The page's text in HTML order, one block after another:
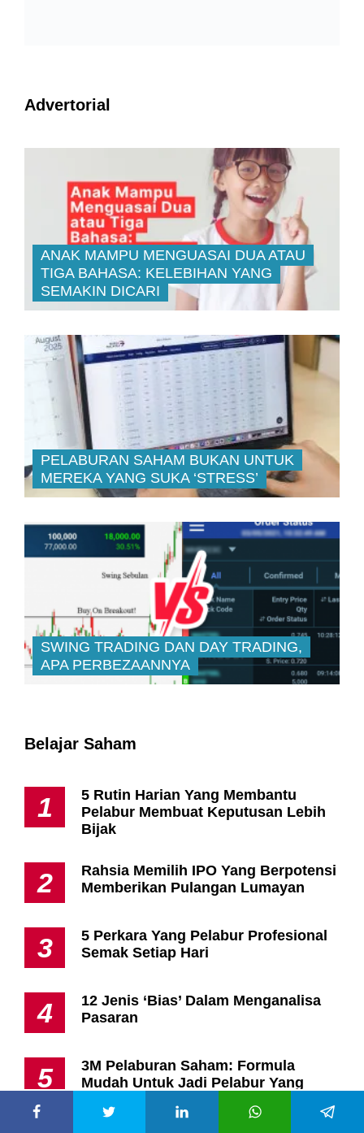
Advertorial
ANAK MAMPU MENGUASAI DUA ATAU
TIGA BAHASA: KELEBIHAN YANG
SEMAKIN DICARI
PELABURAN SAHAM BUKAN UNTUK
MEREKA YANG SUKA ‘STRESS’
SWING TRADING DAN DAY TRADING,
APA PERBEZAANNYA
Belajar Saham
1
5 Rutin Harian Yang Membantu
Pelabur Membuat Keputusan Lebih
Bijak
2
Rahsia Memilih IPO Yang Berpotensi
Memberikan Pulangan Lumayan
3
5 Perkara Yang Pelabur Profesional
Semak Setiap Hari
4
12 Jenis ‘Bias’ Dalam Menganalisa
Pasaran
5
3M Pelaburan Saham: Formula
Mudah Untuk Jadi Pelabur Yang